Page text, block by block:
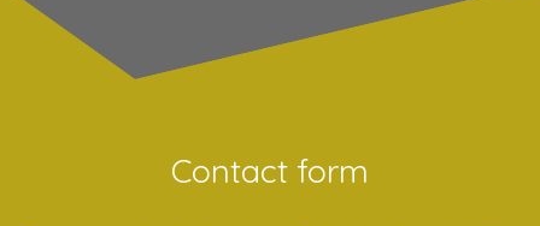
Contact form